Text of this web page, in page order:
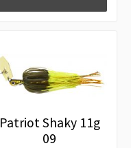
Patriot Shaky 11g
09